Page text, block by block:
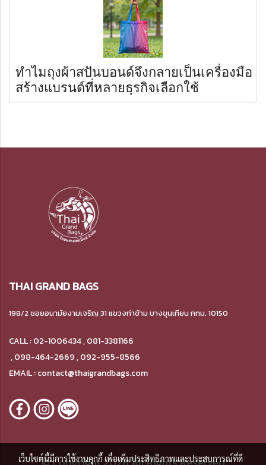
ทำไมถุงผ้าสปันบอนด์จึงกลายเป็นเครื่องมือ
สร้างแบรนด์ที่หลายธุรกิจเลือกใช้
THAI GRAND BAGS
198/2 ซอยอนามัยงามเจริญ 31 แขวงท่าข้าม บางขุนเทียน กทม. 10150
CALL : 02-1006434 , 081-3381166
,098-464-2669 , 092-955-8566
EMAIL : contact@thaigrandbags.com
เว็บไซต์นี้มีการใช้งานคุกกี้ เพื่อเพิ่มประสิทธิภาพและประสบการณ์ที่ดี